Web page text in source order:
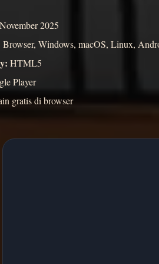
November 2025
Browser, Windows, macOS, Linux,
HTML5
Player
gratis di browser